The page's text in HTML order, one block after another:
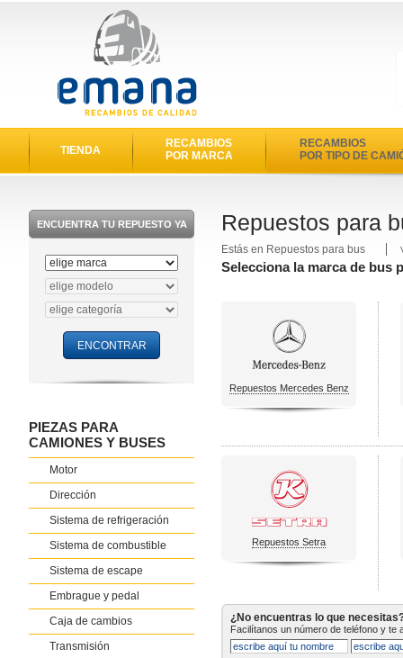
TIENDA
RECAMBIOS
POR MARCA
RECAMBIOS
POR TIPO DE
ENCUENTRA TU REPUESTO YA
PIEZAS PARA
CAMIONES Y BUSES
Motor
Dirección
Sistema de refrigeración
Sistema de combustible
Sistema de escape
Embrague y pedal
Caja de cambios
Transmisión
Repuestos para
Estás en Repuestos para bus
Selecciona la marca de bus
Repuestos Mercedes Benz
Repuestos Setra
¿No encuentras lo que
Facilítanos un número de teléfono y te